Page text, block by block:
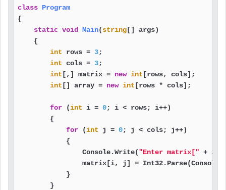
class Program
{
static void Main(string [] args)
    {
int rows = 3;
int cols = 3;
int [,] matrix = new int [rows, cols];
int [] array = new int [rows * cols];
for (int i = 0; i < rows; i++)
        {
for (int j = 0; j < cols; j++)
            {
                Console.Write(
"Enter matrix[" + i
matrix[i, j] =
            }
        }